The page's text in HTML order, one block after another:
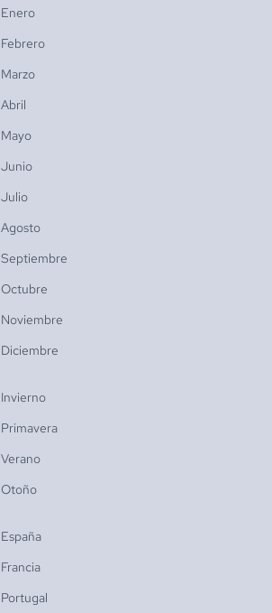
Enero
Febrero
Marzo
Abril
Mayo
Junio
Julio
Agosto
Septiembre
Octubre
Noviembre
Diciembre
Invierno
Primavera
Verano
Otoño
España
Francia
Portugal